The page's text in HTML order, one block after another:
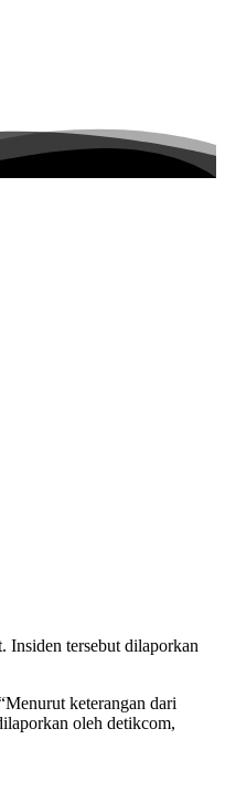
Insiden tersebut dilaporkan
keterangan dari
oleh detikcom,